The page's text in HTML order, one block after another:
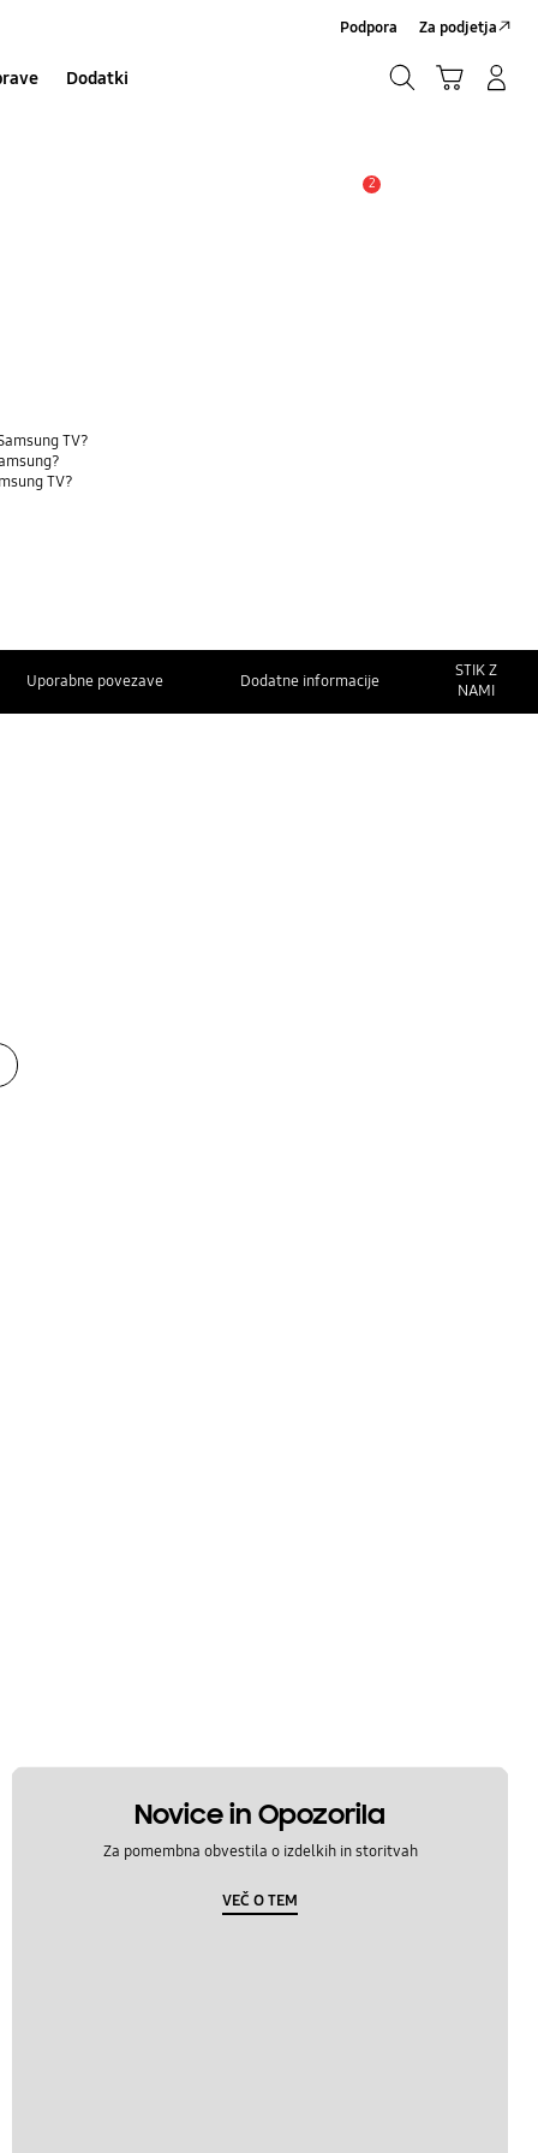
Dodatki
Podpora Za podjetja
2
TV?
TV?
Uporabne povezave Dodatne informacije
STIK Z
NAMI
Novice in Opozorila
Za pomembna obvestila o izdelkih in storitvah
VEČ O TEM